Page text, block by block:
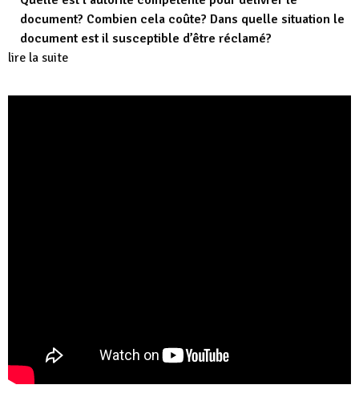
document? Combien cela coûte? Dans quelle situation le
document est il susceptible d’être réclamé?
lire la suite